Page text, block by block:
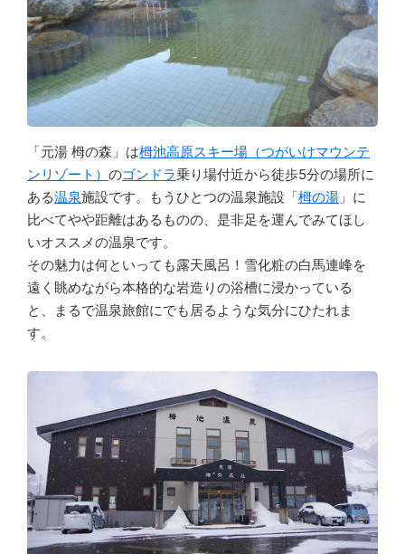
「元湯 栂の森」は栂池高原スキー場（つがいけマウンテ
ンリゾート） のゴンドラ乗り場付近から徒歩5分の場所に
ある温泉施設です。もうひとつの温泉施設「栂の湯 」に
比べてやや距離はあるものの、是非足を運んでみてほし
いオススメの温泉です。
その魅力は何といっても露天風呂！雪化粧の白馬連峰を
遠く眺めながら本格的な岩造りの浴槽に浸かっている
と、まるで温泉旅館にでも居るような気分にひたれま
す。